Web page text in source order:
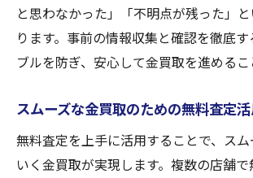
と思わなかった」「不明点が残った」
ります。事前の情報収集と確認を徹底
ブルを防ぎ、安心して金買取を進めるこ
スムーズな金買取のための無料査定
無料査定を上手に活用することで、ス
いく金買取が実現します。複数の店舗